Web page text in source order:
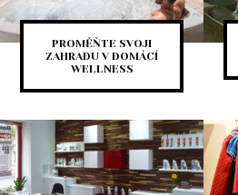
PROMĚŇTE SVOJI
ZAHRADU V DOMÁCÍ
WELLNESS